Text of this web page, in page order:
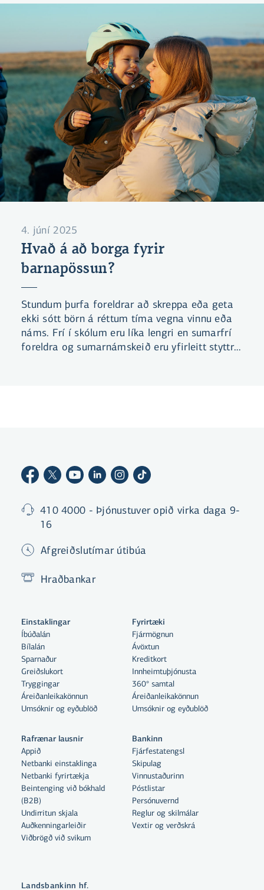
Með því að smella á „Leyfa allar“
samþykkir þú notkun á vefkökum
til þess að auka virkni vefsins,
greina vefnotkun og aðstoða við
4. júní 2025
Hvað á að borga fyrir
barnapössun?
Stundum þurfa foreldrar að skreppa eða geta
ekki sótt börn á réttum tíma vegna vinnu eða
náms. Frí í skólum eru líka lengri en sumarfrí
foreldra og sumarnámskeið eru yfirleitt styttri
410 4000 - Þjónustuver opið virka daga 9-
16
Afgreiðslutímar útibúa
Hraðbankar
Landsbankinn hf.
Einstaklingar
Íbúðalán
Bílalán
Sparnaður
Greiðslukort
Tryggingar
Áreiðanleikakönnun
Umsóknir og eyðublöð
Fyrirtæki
Fjármögnun
Ávöxtun
Kreditkort
Innheimtuþjónusta
360° samtal
Áreiðanleikakönnun
Umsóknir og eyðublöð
Rafrænar lausnir
Appið
Netbanki einstaklinga
Netbanki fyrirtækja
Beintenging við bókhald
(B2B)
Undirritun skjala
Auðkenningarleiðir
Viðbrögð við svikum
Bankinn
Fjárfestatengsl
Skipulag
Vinnustaðurinn
Póstlistar
Persónuvernd
Reglur og skilmálar
Vextir og verðskrá